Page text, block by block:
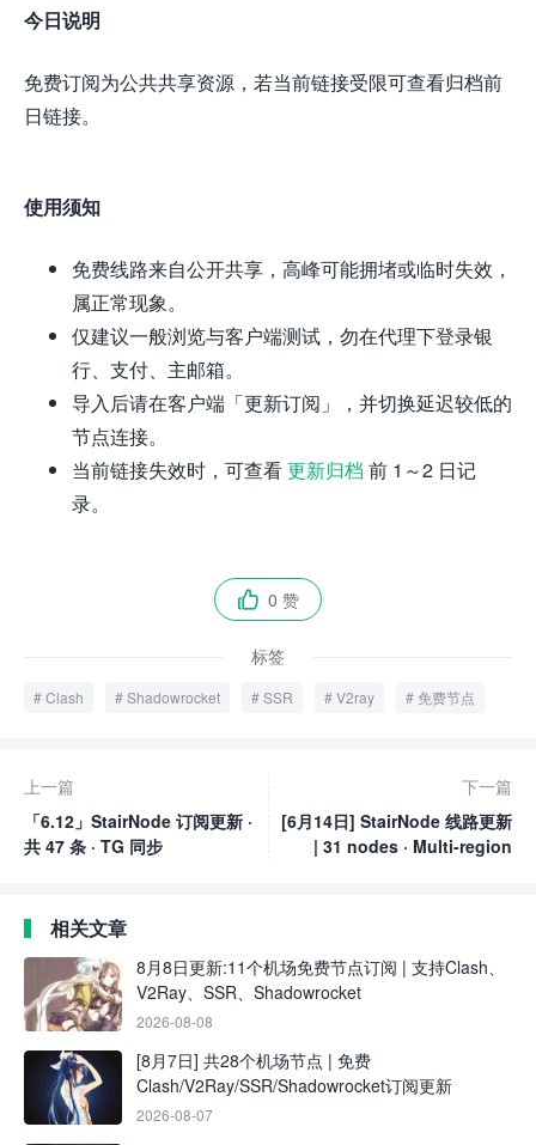
今日说明
免费订阅为公共共享资源，若当前链接受限可查看归档前
日链接。
使用须知
免费线路来自公开共享，高峰可能拥堵或临时失效，
属正常现象。
仅建议一般浏览与客户端测试，勿在代理下登录银
行、支付、主邮箱。
导入后请在客户端「更新订阅」，并切换延迟较低的
节点连接。
当前链接失效时，可查看更新归档 前 1～2 日记
录。
 0 赞
标签
Clash Shadowrocket SSR V2ray 免费节点
上一篇
「6.12」StairNode 订阅更新 ·
共 47 条 · TG 同步
下一篇
[6月14日] StairNode 线路更新
| 31 nodes · Multi-region
相关文章
8月8日更新:11个机场免费节点订阅 | 支持Clash、
V2Ray、SSR、Shadowrocket
2026-08-08
[8月7日] 共28个机场节点 | 免费
Clash/V2Ray/SSR/Shadowrocket订阅更新
2026-08-07